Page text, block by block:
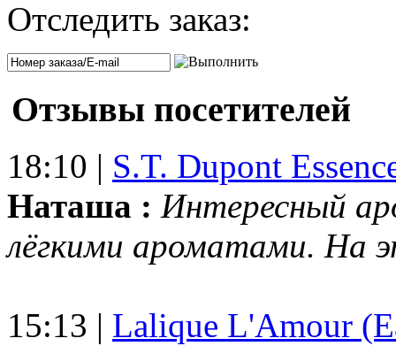
Отследить заказ:
Отзывы посетителей
18:10 | S.T. Dupont
Наташа : Интересный
лёгкими ароматами. На
15:13 | Lalique L'Amour